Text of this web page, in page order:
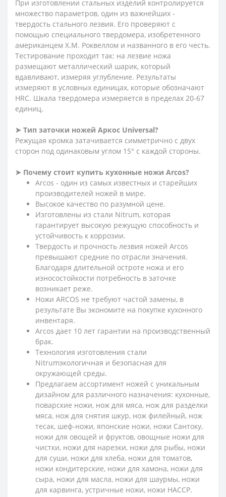
При изготовлении стальных изделий контролируется
множество параметров, один из важнейших -
твердость стального лезвия. Его проверяют с
помощью специального твердомера, изобретенного
американцем Х.М. Роквеллом и названного в его честь.
Тестирование проходит так: на лезвие ножа
размещают металлический шарик, который
вдавливают, измеряя углубление. Результаты
измеряют в условных единицах, которые обозначают
HRC. Шкала твердомера измеряется в пределах 20-67
единиц.
➤ Тип заточки ножей Аркос Universal?
Режущая кромка затачивается симметрично с двух
сторон под одинаковым углом 15° с каждой стороны.
➤ Почему стоит купить кухонные ножи Arcos?
Arcos - один из самых известных и старейших
производителей ножей в мире.
Высокое качество по разумной цене.
Изготовлены из стали Nitrum, которая
гарантирует высокую режущую способность и
устойчивость к коррозии.
Твердость и прочность лезвия ножей Arcos
превышают средние по отрасли значения.
Благодаря длительной остроте ножа и его
износостойкости потребность в заточке
возникает реже.
Ножи ARCOS не требуют частой замены, в
результате Вы экономите на покупке кухонного
инвентаря.
Arcos дает 10 лет гарантии на производственный
брак.
Технология изготовления стали
Nitrumэкологичная и безопасная для
окружающей среды.
Предлагаем ассортимент ножей с уникальным
дизайном для различного назначения: кухонные,
поварские ножи, нож для мяса, нож для разделки
мяса, нож для снятия шкур, нож филейный, нож
тесак, шеф-ножи, японские ножи, ножи Сантоку,
ножи для овощей и фруктов, овощные ножи для
чистки, ножи для нарезки, ножи для рыбы, ножи
для суши, ножи для хлеба, ножи для томатов,
ножи кондитерские, ножи для хамона, ножи для
сыра, ножи для масла, ножи для шаурмы, ножи
для карвинга, устричные ножи, ножи HACCP.